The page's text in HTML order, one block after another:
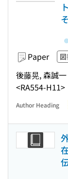
Paper
後藤晃, 森誠
<RA554-H11>
Author Heading